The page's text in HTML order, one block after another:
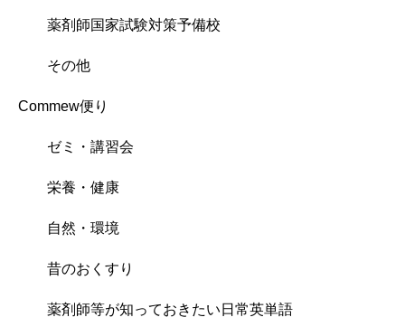
薬剤師国家試験対策予備校
その他
Commew便り
ゼミ・講習会
栄養・健康
自然・環境
昔のおくすり
薬剤師等が知っておきたい日常英単語